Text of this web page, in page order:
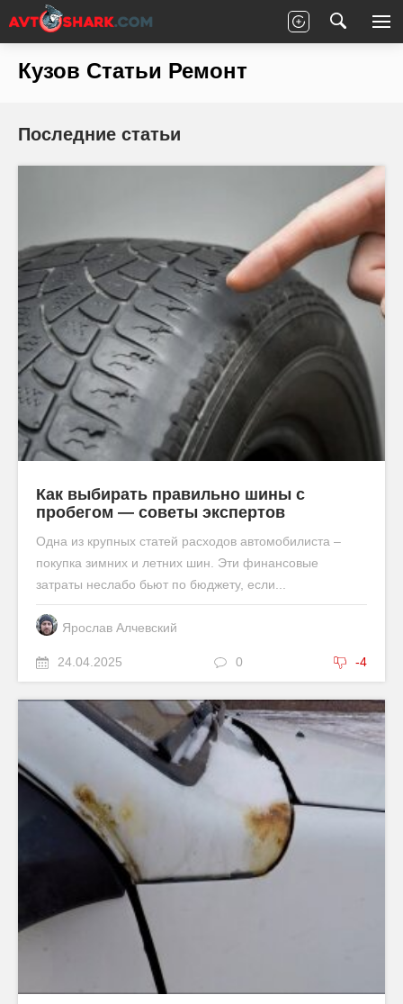
Главная Статьи
Кузов Статьи Ремонт
Последние статьи
Как выбирать правильно шины с
пробегом — советы экспертов
Одна из крупных статей расходов автомобилиста –
покупка зимних и летних шин. Эти финансовые
затраты неслабо бьют по бюджету, если...
Ярослав Алчевский
24.04.2025 0 -4